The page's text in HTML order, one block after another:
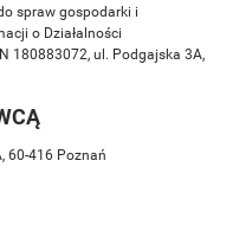
spraw gospodarki i
o Działalności
180883072, ul. Podgajska 3A,
60-416 Poznań